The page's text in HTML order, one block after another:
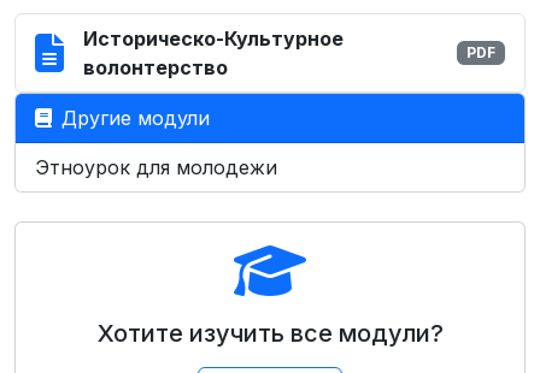
Историческо-Культурное
волонтерство
PDF
Другие модули
Этноурок для молодежи
Хотите изучить все модули?